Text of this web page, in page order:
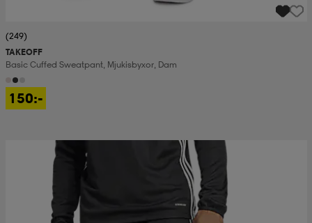
(249)
TAKEOFF
Basic Cuffed Sweatpant, Mjukisbyxor, Dam
150:-